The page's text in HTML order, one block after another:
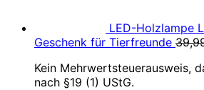
LED-Holzlampe
Geschenk für Tierfreunde
Kein Mehrwertsteuerausweis,
nach §19 (1) UStG.